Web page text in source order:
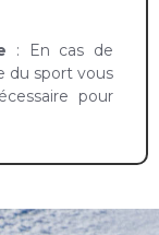
: En cas de
du sport vous
pour